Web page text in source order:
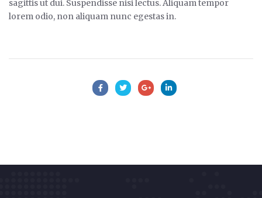
sagittis ut dui. Suspendisse nisi lectus. Aliquam tempor
lorem odio, non aliquam nunc egestas in.